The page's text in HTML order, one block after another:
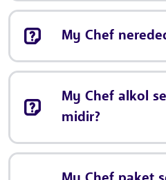
My Chef
My Chef alkol
midir?